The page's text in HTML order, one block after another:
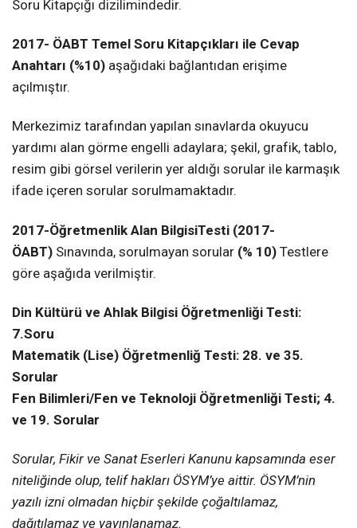
Soru Kitapçığı dizilimindedir.
2017- ÖABT Temel Soru Kitapçıkları ile Cevap
Anahtarı (%10) aşağıdaki bağlantıdan erişime
açılmıştır.
Merkezimiz tarafından yapılan sınavlarda okuyucu
yardımı alan görme engelli adaylara; şekil, grafik, tablo,
resim gibi görsel verilerin yer aldığı sorular ile karmaşık
ifade içeren sorular sorulmamaktadır.
2017-Öğretmenlik Alan BilgisiTesti (2017-
ÖABT) Sınavında, sorulmayan sorular (% 10) Testlere
göre aşağıda verilmiştir.
Din Kültürü ve Ahlak Bilgisi Öğretmenliği Testi:
7.Soru
Matematik (Lise) Öğretmenliğ Testi: 28. ve 35.
Sorular
Fen Bilimleri/Fen ve Teknoloji Öğretmenliği Testi; 4.
ve 19. Sorular
Sorular, Fikir ve Sanat Eserleri Kanunu kapsamında eser
niteliğinde olup, telif hakları ÖSYM’ye aittir. ÖSYM’nin
yazılı izni olmadan hiçbir şekilde çoğaltılamaz,
dağıtılamaz ve yayınlanamaz.